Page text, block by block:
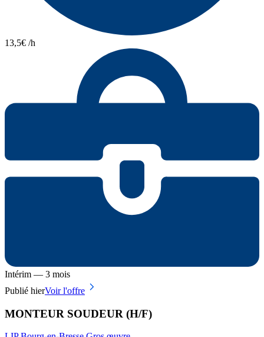
13,5€ /h
Intérim — 3 mois
Publié hierVoir l'offre
MONTEUR SOUDEUR (H/F)